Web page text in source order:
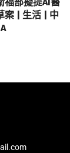
案 | 生活 | 中